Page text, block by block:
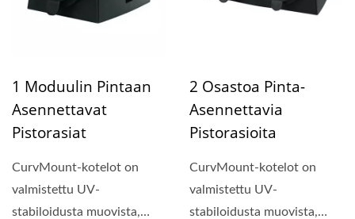
1 Moduulin Pintaan
Asennettavat
Pistorasiat
CurvMount-kotelot on
valmistettu UV-
stabiloidusta muovista,
2 Osastoa Pinta-
Asennettavia
Pistorasioita
CurvMount-kotelot on
valmistettu UV-
stabiloidusta muovista,